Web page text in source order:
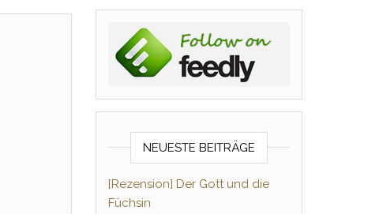
NEUESTE BEITRÄGE
[Rezension] Der Gott und die
Füchsin